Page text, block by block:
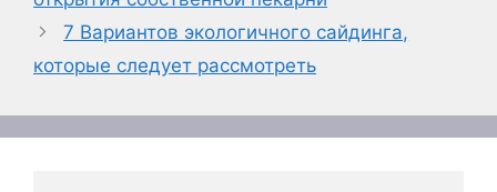
7 Вариантов экологичного сайдинга,
которые следует рассмотреть